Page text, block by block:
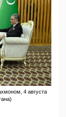
4 августа